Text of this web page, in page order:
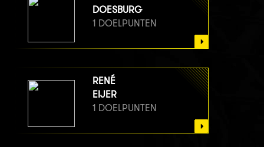
DOESBURG
1 DOELPUNTEN
RENÉ
EIJER
1 DOELPUNTEN